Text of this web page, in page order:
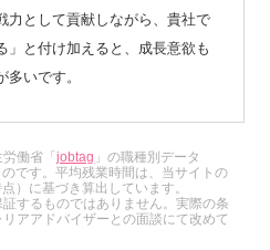
力として貢献しながら、貴社で
」と付け加えると、成長意欲も
いです。
働省「jobtag 」の職種別データ
です。平均残業時間は、当サイトの
）に基づき算出しています。
するものではありません。実際の条
アアドバイザーとの面談にて改めて